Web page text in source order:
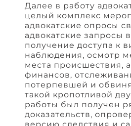
Далее в работу
целый комплекс
адвокатские опросы
адвокатские запросы
получение доступа к
наблюдения, осмотр
места происшествия,
финансов,
потерпевшей и
такой кропотливой
работы был получен
доказательств,